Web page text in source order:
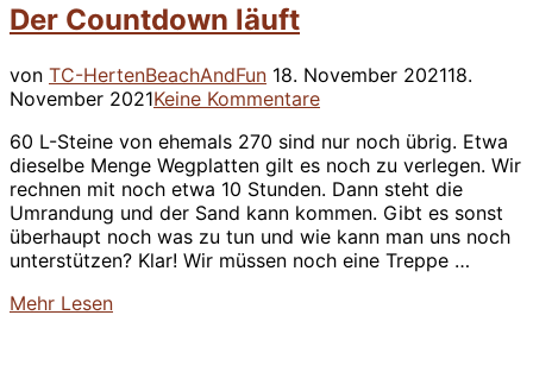
Der Countdown läuft
von TC-HertenBeachAndFunVeröffentlicht
am
18. November 202118.
November 2021Keine Kommentare
60 L-Steine von ehemals 270 sind nur noch übrig. Etwa
dieselbe Menge Wegplatten gilt es noch zu verlegen. Wir
rechnen mit noch etwa 10 Stunden. Dann steht die
Umrandung und der Sand kann kommen. Gibt es sonst
überhaupt noch was zu tun und wie kann man uns noch
unterstützen? Klar! Wir müssen noch eine Treppe …
Mehr über
Lesen